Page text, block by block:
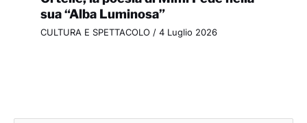
sua “Alba Luminosa”
CULTURA E SPETTACOLO / 4 Luglio 2026